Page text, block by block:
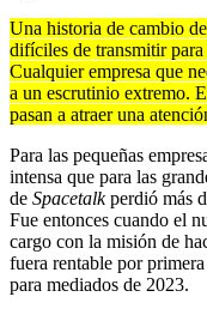
Una historia de cambio
difíciles de transmitir
Cualquier empresa que
a un escrutinio extremo.
pasan a atraer una
Para las pequeñas
intensa que para las
de Spacetalkperdió más
Fue entonces cuando el
cargo con la misión de
fuera rentable por
para mediados de 2023.